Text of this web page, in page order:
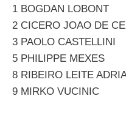
1 BOGDAN LOBONT
2 CICERO JOAO DE
3 PAOLO CASTELLINI
5 PHILIPPE MEXES
8 RIBEIRO LEITE
9 MIRKO VUCINIC